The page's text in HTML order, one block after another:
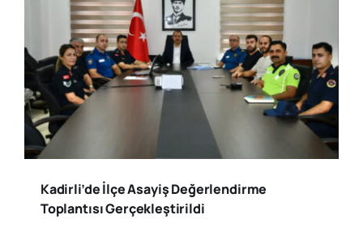
Kadirli’de İlçe Asayiş Değerlendirme
Toplantısı Gerçekleştirildi